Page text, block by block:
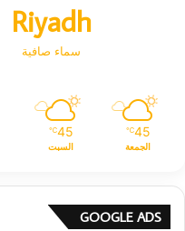
Riyadh
سماء صافية
45
℃
الجمعة
45
℃
السبت
GOOGLE ADS